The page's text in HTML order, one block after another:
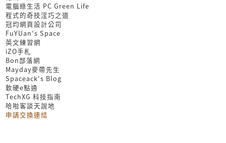
電腦綠生活 PC Green Life
程式的奇技淫巧之道
冠均網頁設計公司
FuYUan's Space
英文練習網
iZO手札
Bon部落網
Mayday麥帶先生
Spaceack's Blog
軟硬e點通
TechXG 科技指南
哈啦客談天說地
申請交換連結